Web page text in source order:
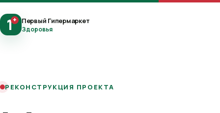
1+ Первый Гипермаркет
Здоровья
РЕКОНСТРУКЦИЯ ПРОЕКТА